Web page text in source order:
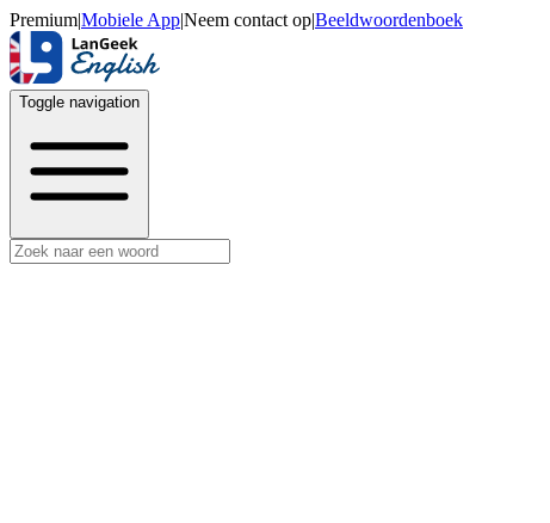
Premium|Mobiele App|Neem contact op|Beeldwoordenboek
Toggle navigation